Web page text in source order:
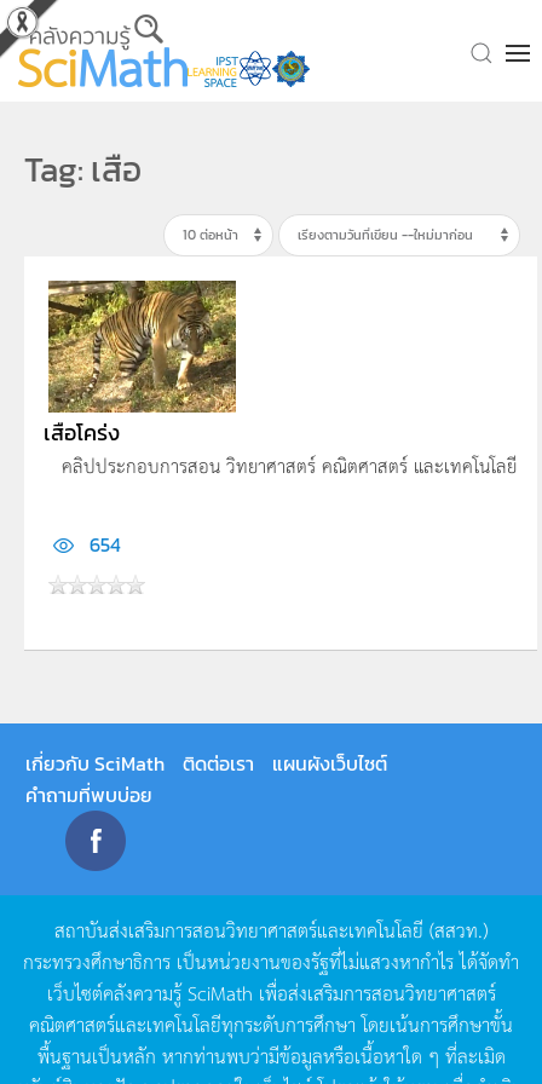
Skip to main content
Tag: เสือ
เสือโคร่ง
คลิปประกอบการสอน วิทยาศาสตร์ คณิตศาสตร์ และเทคโนโลยี
654
เกี่ยวกับ SciMath ติดต่อเรา
แผนผังเว็บไซต์
คำถามที่พบบ่อย
สถาบันส่งเสริมการสอนวิทยาศาสตร์และเทคโนโลยี (สสวท.)
กระทรวงศึกษาธิการ เป็นหน่วยงานของรัฐที่ไม่แสวงหากำไรได้จัดทำ
เว็บไซต์คลังความรู้SciMath เพื่อส่งเสริมการสอนวิทยาศาสตร์
คณิตศาสตร์และเทคโนโลยีทุกระดับการศึกษา โดยเน้นการศึกษาขั้น
พื้นฐานเป็นหลัก หากท่านพบว่ามีข้อมูลหรือเนื้อหาใด ๆ ที่ละเมิด